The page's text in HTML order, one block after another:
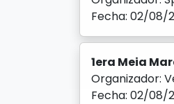
Fecha: 02/08/
1era Meia
Organizador:
Fecha: 02/08/